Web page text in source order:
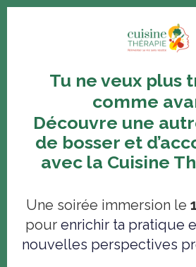
Tu ne veux plus
comme
Découvre une
de bosser et
avec la Cuisine
Une soirée immersion le
pour enrichir ta pratique
nouvelles perspectives